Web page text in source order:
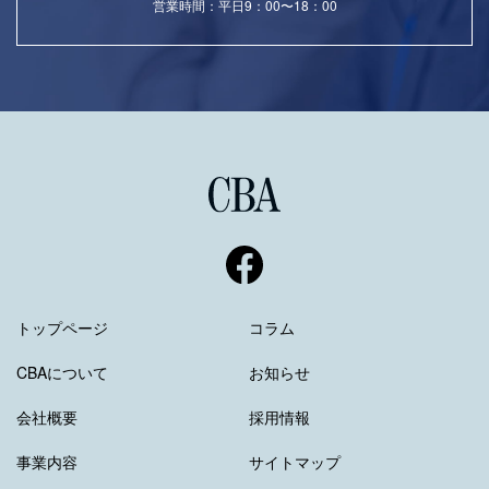
営業時間：平日9：00〜18：00
トップページ
CBAについて
会社概要
事業内容
コラム
お知らせ
採用情報
サイトマップ